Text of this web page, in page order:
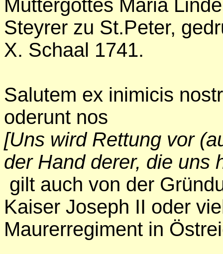
Muttergottes Mariä
Steyrer zu St.Peter,
X. Schaal 1741.
Salutem ex inimicis
oderunt nos
[Uns wird Rettung vor
der Hand derer, die uns
gilt auch von der
Kaiser Joseph II oder
Maurerregiment in